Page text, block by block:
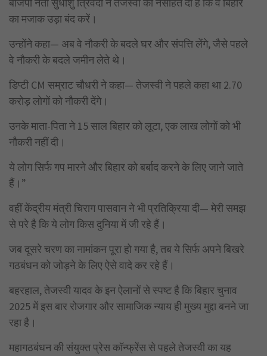
बीजेपी नेता सुधांशु त्रिवेदी ने तेजस्वी को नसीहत दी है कि वे बिहार
का मजाक उड़ा बंद करें।
उन्होंने कहा— अब वे नौकरी के बदले घर और संपत्ति लेंगे, जैसे पहले
वे नौकरी के बदले जमीन लेते थे।
डिप्टी CM सम्राट चौधरी ने कहा— तेजस्वी ने पहले कहा था 2.70
करोड़ लोगों को नौकरी देंगे।
उनके माता-पिता ने 15 साल बिहार को लूटा, एक लाख लोगों को भी
नौकरी नहीं दी।
ये लोग सिर्फ गप मारने और बिहार को बर्बाद करने के लिए जाने जाते
हैं।”
वहीं केंद्रीय मंत्री चिराग पासवान ने भी प्रतिक्रिया दी— मेरी समझ
से परे है कि ये लोग किस दुनिया में जी रहे हैं।
जब दूसरे चरण का नामांकन पूरा हो गया है, तब ये सिर्फ अपने बिखरे
गठबंधन को जोड़ने के लिए ऐसे वादे कर रहे हैं।
बहरहाल, तेजस्वी यादव के इन ऐलानों से स्पष्ट है कि बिहार चुनाव
2025 में इस बार रोजगार और सामाजिक न्याय ही मुख्य मुद्दा बनने जा
रहा है।
महागठबंधन की संयुक्त प्रेस कॉन्फ्रेंस से पहले तेजस्वी का यह